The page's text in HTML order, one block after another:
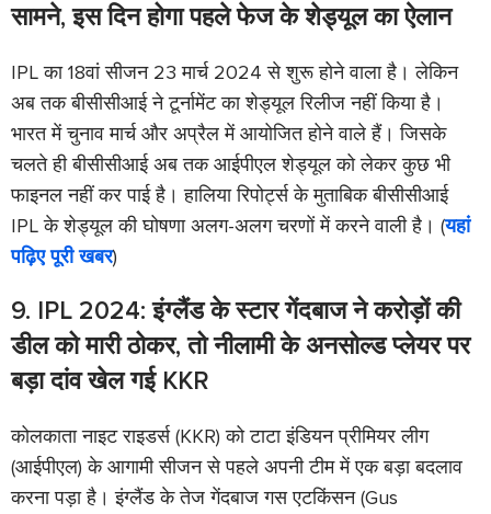
सामने, इस दिन होगा पहले फेज के शेड्यूल का ऐलान
IPL का 18वां सीजन 23 मार्च 2024 से शुरू होने वाला है। लेकिन
अब तक बीसीसीआई ने टूर्नामेंट का शेड्यूल रिलीज नहीं किया है।
भारत में चुनाव मार्च और अप्रैल में आयोजित होने वाले हैं। जिसके
चलते ही बीसीसीआई अब तक आईपीएल शेड्यूल को लेकर कुछ भी
फाइनल नहीं कर पाई है। हालिया रिपोर्ट्स के मुताबिक बीसीसीआई
IPL के शेड्यूल की घोषणा अलग-अलग चरणों में करने वाली है। (यहां
पढ़िए पूरी खबर)
9. IPL 2024: इंग्लैंड के स्टार गेंदबाज ने करोड़ों की
डील को मारी ठोकर, तो नीलामी के अनसोल्ड प्लेयर पर
बड़ा दांव खेल गई KKR
कोलकाता नाइट राइडर्स (KKR) को टाटा इंडियन प्रीमियर लीग
(आईपीएल) के आगामी सीजन से पहले अपनी टीम में एक बड़ा बदलाव
करना पड़ा है। इंग्लैंड के तेज गेंदबाज गस एटकिंसन (Gus